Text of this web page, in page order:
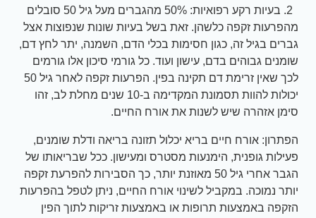
2. בעיות רקע רפואיות: 50% מהגברים מעל גיל 50 סובלים
מהפרעות זקפה כלשהן. זאת בשל בעיות שונות שנפוצות אצל
גברים בגיל זה, כגון חסימות בכלי הדם, השמנה, יתר לחץ דם,
שומנים גבוהים בדם, עישון ועוד. כל גורמי סיכון אלו גורמים
לכך שאין זרימת דם תקינה בפין. הפרעות זקפה לאחר גיל 50
יכולות להוות תסמונת המקדימה ב-10 שנים מחלת לב, זהו
סימן אזהרה שיש לשנות את אורח החיים.
הפתרון: אורח חיים בריא יכלול תזונה בריאה ודלת שומנים,
פעילות גופנית, הימנעות מסטרס ומעישון. ככל שבריאותו של
הגבר אחרי גיל 50 מאוזנת יותר, כך הסבירות להפרעת זקפה
יותר נמוכה. במקביל לשינוי אורח החיים, ניתן לטפל בהפרעות
הזקפה באמצעות תרופות או באמצעות זריקות לתוך הפין